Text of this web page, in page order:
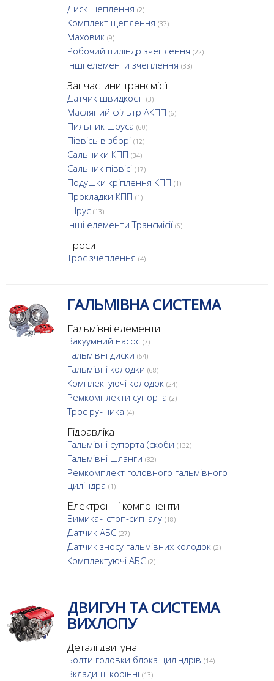
Диск щеплення (2)
Комплект щеплення (37)
Маховик (9)
Робочий циліндр зчеплення (22)
Інші елементи зчеплення (33)
Запчастини трансмісії
Датчик швидкості (3)
Масляний фільтр АКПП (6)
Пильник шруса (60)
Піввісь в зборі (12)
Сальники КПП (34)
Сальник піввісі (17)
Подушки кріплення КПП (1)
Прокладки КПП (1)
Шрус (13)
Інші елементи Трансмісії (6)
Троси
Трос зчеплення (4)
ГАЛЬМІВНА СИСТЕМА
Гальмівні елементи
Вакуумний насос (7)
Гальмівні диски (64)
Гальмівні колодки (68)
Комплектуючі колодок (24)
Ремкомплекти супорта (2)
Трос ручника (4)
Гідравліка
Гальмівні супорта (скоби (132)
Гальмівні шланги (32)
Ремкомплект головного гальмівного
циліндра (1)
Електронні компоненти
Вимикач стоп-сигналу (18)
Датчик АБС (27)
Датчик зносу гальмівних колодок (2)
Комплектуючі АБС (2)
ДВИГУН ТА СИСТЕМА
ВИХЛОПУ
Деталі двигуна
Болти головки блока циліндрів (14)
Вкладиші корінні (13)